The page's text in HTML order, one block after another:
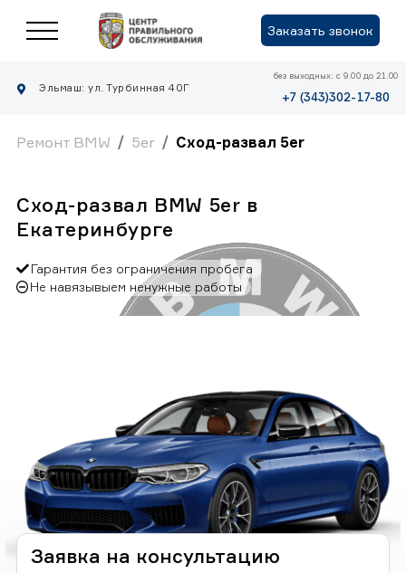
Заказать звонок
Эльмаш: ул. Турбинная 40Г
без выходных: с 9.00 до 21.00
+7 (343)302-17-80
Ремонт BMW 5er Сход-развал 5er
Сход-развал BMW 5er в
Екатеринбурге
Гарантия без ограничения пробега
Не навязывыем ненужные работы
Заявка на консультацию